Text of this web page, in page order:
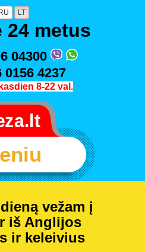
RU LT
24 metus
04300
0156 4237
8-22 val.
vežam į
iš Anglijos
ir keleivius